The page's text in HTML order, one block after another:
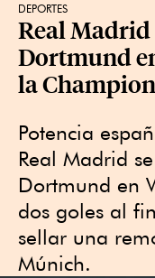
DEPORTES
Real
Dortmund
la
Potencia
Real Madrid
Dortmund en
dos goles al
sellar una
Múnich.